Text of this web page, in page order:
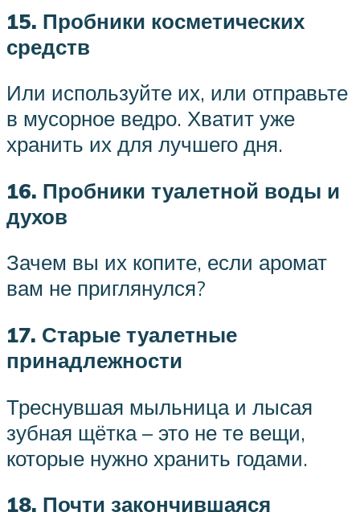
15. Пробники косметических
средств
Или используйте их, или отправьте
в мусорное ведро. Хватит уже
хранить их для лучшего дня.
16. Пробники туалетной воды и
духов
Зачем вы их копите, если аромат
вам не приглянулся?
17. Старые туалетные
принадлежности
Треснувшая мыльница и лысая
зубная щётка – это не те вещи,
которые нужно хранить годами.
18. Почти закончившаяся